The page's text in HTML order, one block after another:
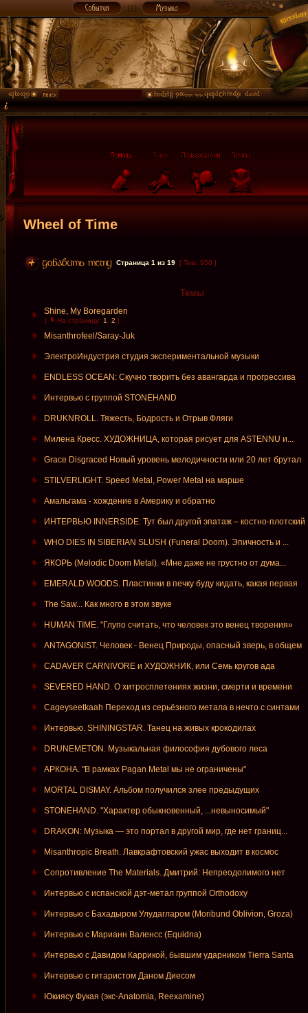
Wheel of Time
Страница 1 из 19 [ Тем: 950 ]
Темы
Shine, My Boregarden
[ На страницу: 1 2 ]
Misanthrofeel/Saray-Juk
ЭлектроИндустрия студия экспериментальной музыки
ENDLESS OCEAN: Скучно творить без авангарда и прогрессива
Интервью с группой STONEHAND
DRUKNROLL. Тяжесть, Бодрость и Отрыв Фляги
Милена Кресс. ХУДОЖНИЦА, которая рисует для ASTENNU и...
Grace Disgraced Новый уровень мелодичности или 20 лет брутал
STILVERLIGHT. Speed Metal, Power Metal на марше
Амальгама - хождение в Америку и обратно
ИНТЕРВЬЮ INNERSIDE: Тут был другой эпатаж – костно-плотский
WHO DIES IN SIBERIAN SLUSH (Funeral Doom). Эпичность и ...
ЯКОРЬ (Melodic Doom Metal). «Мне даже не грустно от дума...
EMERALD WOODS. Пластинки в печку буду кидать, какая первая
The Saw... Как много в этом звуке
HUMAN TIME. "Глупо считать, что человек это венец творения»
ANTAGONIST. Человек - Венец Природы, опасный зверь, в общем
CADAVER CARNIVORE и ХУДОЖНИК, или Семь кругов ада
SEVERED HAND. О хитросплетениях жизни, смерти и времени
Cageyseetkaah Переход из серьёзного метала в нечто с синтами
Интервью. SHININGSTAR. Танец на живых крокодилах
DRUNEMETON. Музыкальная философия дубового леса
АРКОНА. "В рамках Pagan Metal мы не ограничены"
MORTAL DISMAY. Альбом получился злее предыдущих
STONEHAND. "Характер обыкновенный, ...невыносимый"
DRAKON: Музыка — это портал в другой мир, где нет границ...
Misanthropic Breath. Лавкрафтовский ужас выходит в космос
Сопротивление The Materials. Дмитрий: Непреодолимого нет
Интервью с испанской дэт-метал группой Orthodoxy
Интервью с Бахадыром Улудагларом (Moribund Oblivion, Groza)
Интервью с Марианн Валенсс (Equidna)
Интервью с Давидом Каррикой, бывшим ударником Tierra Santa
Интервью с гитаристом Даном Диесом
Юкиясу Фукая (экс-Anatomia, Reexamine)